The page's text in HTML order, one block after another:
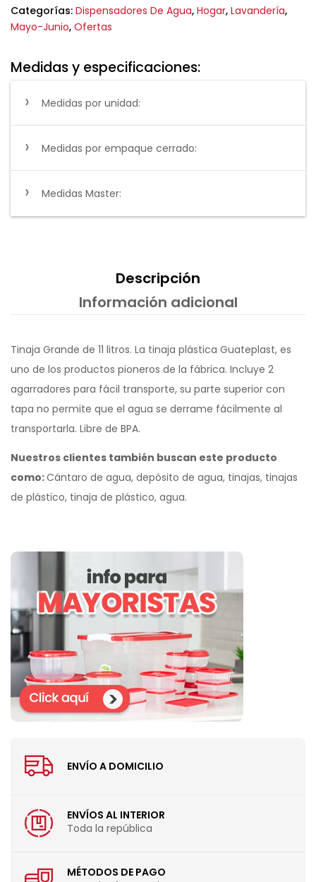
Categorías: Dispensadores De Agua, Hogar, Lavandería,
Mayo-Junio, Ofertas
Medidas y especificaciones:
Medidas por unidad:
Medidas por empaque cerrado:
Medidas Master:
Descripción
Información adicional
Tinaja Grande de 11 litros. La tinaja plástica Guateplast, es
uno de los productos pioneros de la fábrica. Incluye 2
agarradores para fácil transporte, su parte superior con
tapa no permite que el agua se derrame fácilmente al
transportarla. Libre de BPA.
Nuestros clientes también buscan este producto
como:Cántaro de agua, depósito de agua, tinajas, tinajas
de plástico, tinaja de plástico, agua.
ENVÍO A DOMICILIO
ENVÍOS AL INTERIOR
Toda la república
MÉTODOS DE PAGO